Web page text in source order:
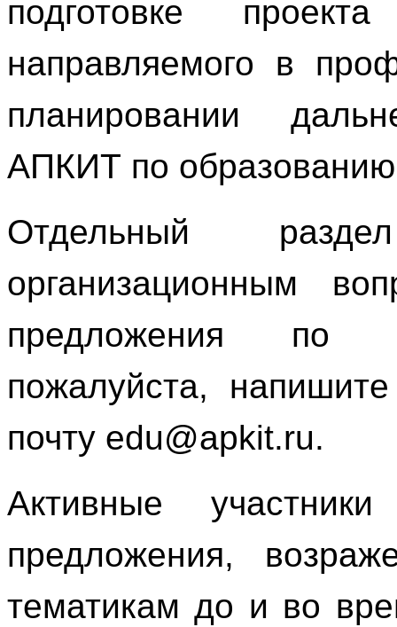
подготовке
направляемого в
планировании
АПКИТ по
Отдельный
организационным
предложения по
пожалуйста,
почту edu@apkit.ru.
Активные
предложения,
тематикам до и во